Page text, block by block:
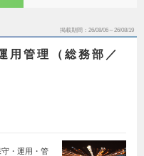
掲載期間 26/08/06～26/08/19
用管理（総務部／
守・運用・管